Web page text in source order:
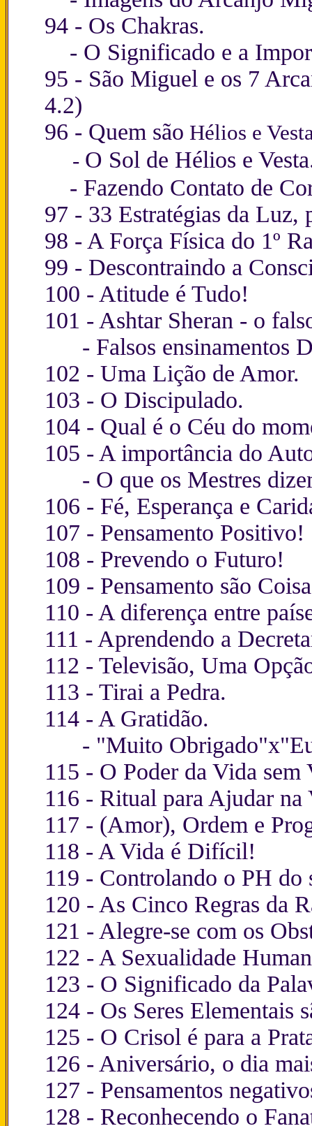
94 - Os Chakras.
- O Significado e a
95 - São Miguel e os 7
4.2)
96 - Quem são Hélios e
- O Sol de Hélios e
- Fazendo Contato de
97 - 33 Estratégias da Luz,
98 - A Força Física do 1º
99 - Descontraindo a
100 - Atitude é Tudo!
101 - Ashtar Sheran - o
- Falsos ensinamentos
102 - Uma Lição de Amor.
103 - O Discipulado.
104 - Qual é o Céu do
105 - A importância do
- O que os Mestres
106 - Fé, Esperança e
107 - Pensamento Positivo!
108 - Prevendo o Futuro!
109 - Pensamento são
110 - A diferença entre
111 - Aprendendo a
112 - Televisão, Uma
113 - Tirai a Pedra.
114 - A Gratidão.
- "Muito
115 - O Poder da Vida sem
116 - Ritual para Ajudar na
117 - (Amor), Ordem e
118 - A Vida é Difícil!
119 - Controlando o PH do
120 - As Cinco Regras da
121 - Alegre-se com os
122 - A Sexualidade
123 - O Significado da
124 - Os Seres Elementais
125 - O Crisol é para a
126 - Aniversário, o dia
127 - Pensamentos
128 - Reconhecendo o